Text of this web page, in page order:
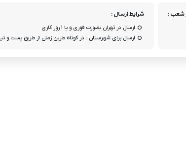
شعب : شرایط ارسال :
ارسال در تهران بصورت فوری و یا ۱ روز کاری
ارسال برای شهرستان : در کوتاه طرین زمان از طریق پست و